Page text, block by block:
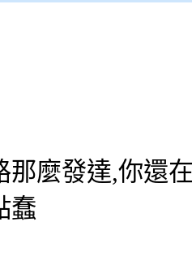
那麼發達,你還
蠢